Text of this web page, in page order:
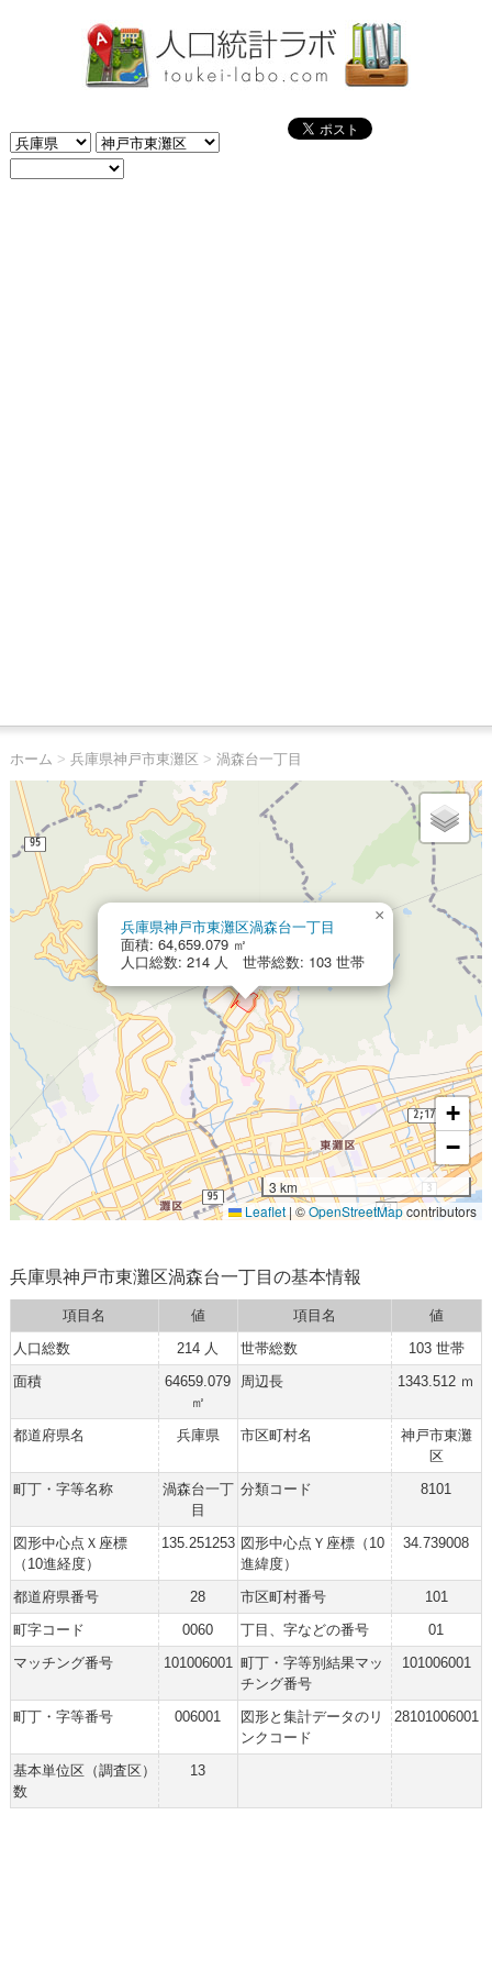
ホーム > 兵庫県神戸市東灘区 > 渦森台一丁目
兵庫県神戸市東灘区渦森台一丁目
面積: 64,659.079 ㎡
人口総数: 214 人 世帯総数: 103 世帯
×
+
−
3 km
Leaflet | ©OpenStreetMapcontributors
兵庫県神戸市東灘区渦森台一丁目の基本情報
項目名 値 項目名
値
人口総数
214 人 世帯総数
103 世帯
面積
64659.079
㎡
周辺長 1343.512 ｍ
都道府県名 兵庫県 市区町村名
神戸市東灘
区
町丁・字等名称
渦森台一丁
目
分類コード 8101
図形中心点Ｘ座標
（10進経度）
135.251253 図形中心点Ｙ座標（10
進緯度）
34.739008
都道府県番号 28 市区町村番号
101
町字コード
0060 丁目、字などの番号
01
マッチング番号
101006001 町丁・字等別結果マッ
チング番号
101006001
町丁・字等番号 006001
図形と集計データのリ
ンクコード
28101006001
基本単位区（調査区）
数
13